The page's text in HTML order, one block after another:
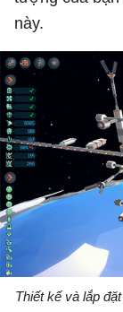
này.
Thiết kế và lắp